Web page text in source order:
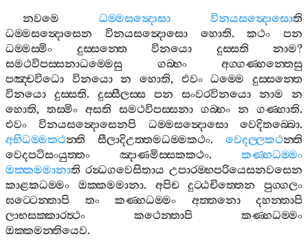
නවමෙ ධම‍්මසන්‍දොසා විනයසන්‍දොසොති
ධම‍්මසන්‍දොසෙන
විනයසන්‍දොසො හොති.කථං
පන
ධම‍්මස‍්මිං
දුස‍්සන‍්තෙ විනයො දුස‍්සති නාම?
සමථවිපස‍්සනාධම‍්මෙසු
ගබ‍්භං
අග‍්ගණ‍්හන‍්තෙසු
පඤ‍්චවිධො
විනයො න හොති, එවං ධම‍්මෙ
දුස‍්සන‍්තෙ
විනයො
දුස‍්සති. දුස‍්සීලස‍්ස පන සංවරවිනයො නාම
න
හොති, තස‍්මිං අසති සමථවිපස‍්සනා ගබ‍්භං න ගණ‍්හාති.
එවං
විනයසන්‍දොසෙනපි ධම‍්මසන්‍දොසො වෙදිතබ‍්බො.
අභිධම‍්මකථන‍්ති සීලාදිඋත‍්තමධම‍්මකථං. වෙදල‍්ලකථන‍්ති
වෙදපටිසංයුත‍්තං
ඤාණමිස‍්සකකථං. කණ‍්හධම‍්මං
ඔක‍්කමමානාති රන්‍ධගවෙසිතාය උපාරම‍්භපරියෙසනවසෙන
කාළකධම‍්මං
ඔක‍්කමමානා. අපිච දුට‍්ඨචිත‍්තෙන
පුග‍්ගලං
ඝට‍්ටෙන‍්තාපි
තං කණ‍්හධම‍්මං අත‍්තනො
දහන‍්තාපි
ලාභසක‍්කාරත්‍ථං
කථෙන‍්තාපි
කණ‍්හධම‍්මං
ඔක‍්කමන‍්තියෙව.